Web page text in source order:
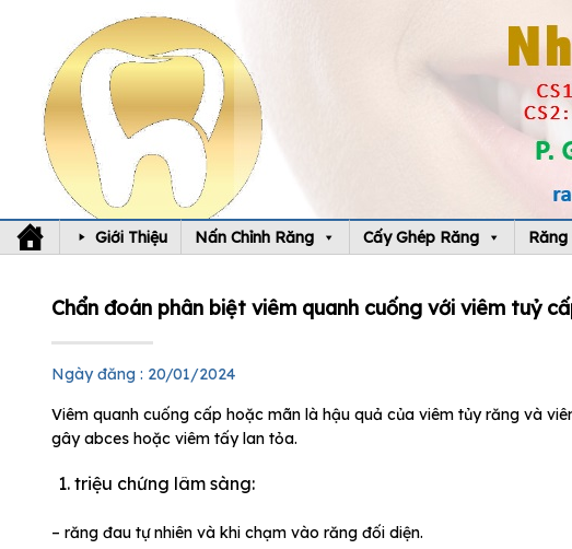
content
Giới Thiệu Nấn Chỉnh Răng Cấy Ghép Răng Răng
Chẩn đoán phân biệt viêm quanh cuống với viêm tuỷ
Ngày đăng : 20/01/2024
Viêm quanh cuống cấp hoặc mãn là hậu quả của viêm tủy răng và
gây abces hoặc viêm tấy lan tỏa.
triệu chứng lâm sàng:
– răng đau tự nhiên và khi chạm vào răng đối diện.